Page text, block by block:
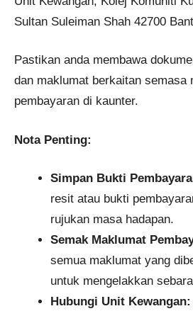
Sultan Suleiman Shah 42700
Pastikan anda membawa
dan maklumat berkaitan semasa
pembayaran di kaunter.​
Nota Penting:
Simpan Bukti
resit atau bukti
rujukan masa hadapan.​
Semak Maklumat
semua maklumat yang
untuk mengelakkan
Hubungi Unit Kewangan: